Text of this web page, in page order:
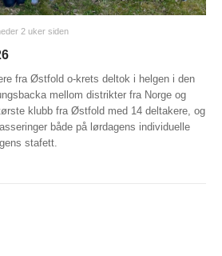
2 uker siden
fra Østfold o-krets deltok i helgen i den
mellom distrikter fra Norge og
klubb fra Østfold med 14 deltakere, og
både på lørdagens individuelle
stafett.